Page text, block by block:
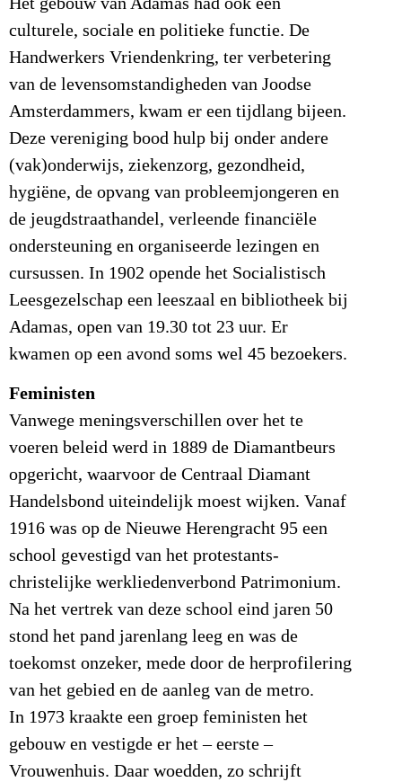
culturele, sociale en politieke functie. De
Handwerkers Vriendenkring, ter verbetering
van de levensomstandigheden van Joodse
Amsterdammers, kwam er een tijdlang bijeen.
Deze vereniging bood hulp bij onder andere
(vak)onderwijs, ziekenzorg, gezondheid,
hygiëne, de opvang van probleemjongeren en
de jeugdstraathandel, verleende financiële
ondersteuning en organiseerde lezingen en
cursussen. In 1902 opende het Socialistisch
Leesgezelschap een leeszaal en bibliotheek bij
Adamas, open van 19.30 tot 23 uur. Er
kwamen op een avond soms wel 45 bezoekers.
Feministen
Vanwege meningsverschillen over het te
voeren beleid werd in 1889 de Diamantbeurs
opgericht, waarvoor de Centraal Diamant
Handelsbond uiteindelijk moest wijken. Vanaf
1916 was op de Nieuwe Herengracht 95 een
school gevestigd van het protestants-
christelijke werkliedenverbond Patrimonium.
Na het vertrek van deze school eind jaren 50
stond het pand jarenlang leeg en was de
toekomst onzeker, mede door de herprofilering
van het gebied en de aanleg van de metro.
In 1973 kraakte een groep feministen het
gebouw en vestigde er het – eerste –
Vrouwenhuis. Daar woedden, zo schrijft